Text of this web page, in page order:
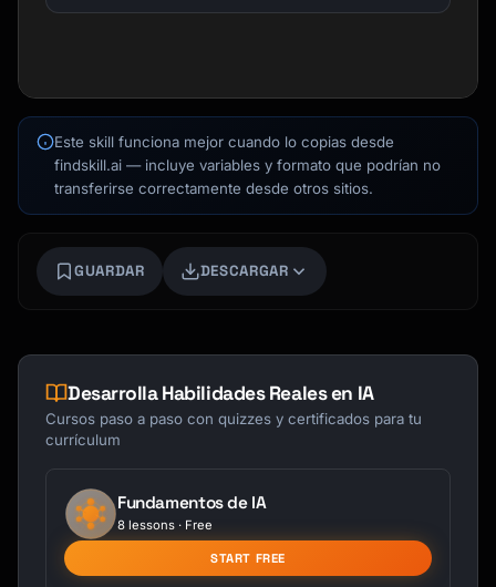
Este skill funciona mejor cuando lo copias desde
findskill.ai — incluye variables y formato que podrían no
transferirse correctamente desde otros sitios.
GUARDAR DESCARGAR
Desarrolla Habilidades Reales en IA
Cursos paso a paso con quizzes y certificados para tu
currículum
Fundamentos de IA
8 lessons · Free
START FREE